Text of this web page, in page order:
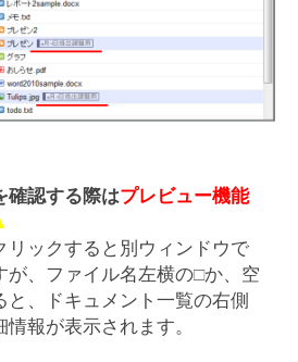
確認する際はプレビュー機能
ックすると別ウィンドウで
が、ファイル名左横の□か、空
と、ドキュメント一覧の右側
報が表示されます。